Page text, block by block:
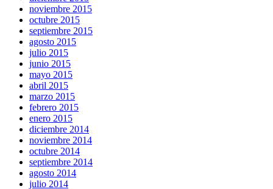
noviembre 2015
octubre 2015
septiembre 2015
agosto 2015
julio 2015
junio 2015
mayo 2015
abril 2015
marzo 2015
febrero 2015
enero 2015
diciembre 2014
noviembre 2014
octubre 2014
septiembre 2014
agosto 2014
julio 2014